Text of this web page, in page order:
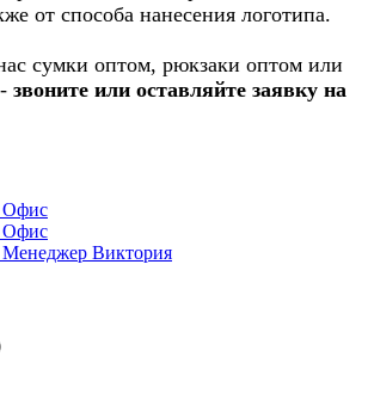
от способа нанесения логотипа.
сумки оптом, рюкзаки оптом или
звоните или оставляйте заявку на
Офис
Офис
Менеджер Виктория